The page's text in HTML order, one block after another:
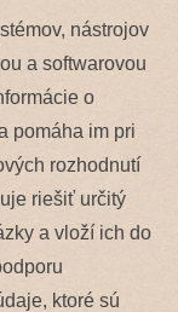
nástrojov
a softwarovou
o
pomáha im pri
rozhodnutí
riešiť určitý
a vloží ich do
ktoré sú